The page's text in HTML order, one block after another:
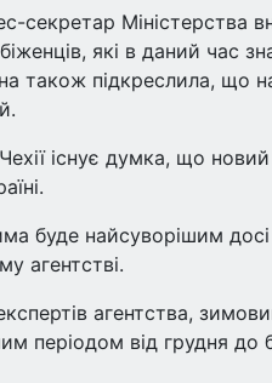
секретар Міністерства
які в даний час
також підкреслила, що
існує думка, що
буде найсуворішим
агентстві.
агентства,
періодом від грудня